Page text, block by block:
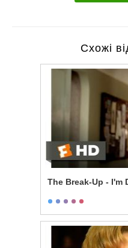
Схожі
The Break-Up - I'm